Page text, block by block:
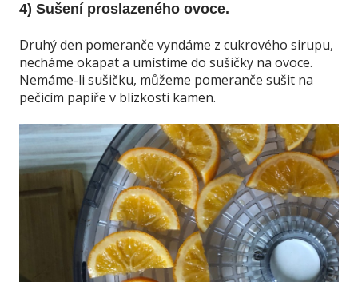
4) Sušení proslazeného ovoce.
Druhý den pomeranče vyndáme z cukrového sirupu,
necháme okapat a umístíme do sušičky na ovoce.
Nemáme-li sušičku, můžeme pomeranče sušit na
pečicím papíře v blízkosti kamen.